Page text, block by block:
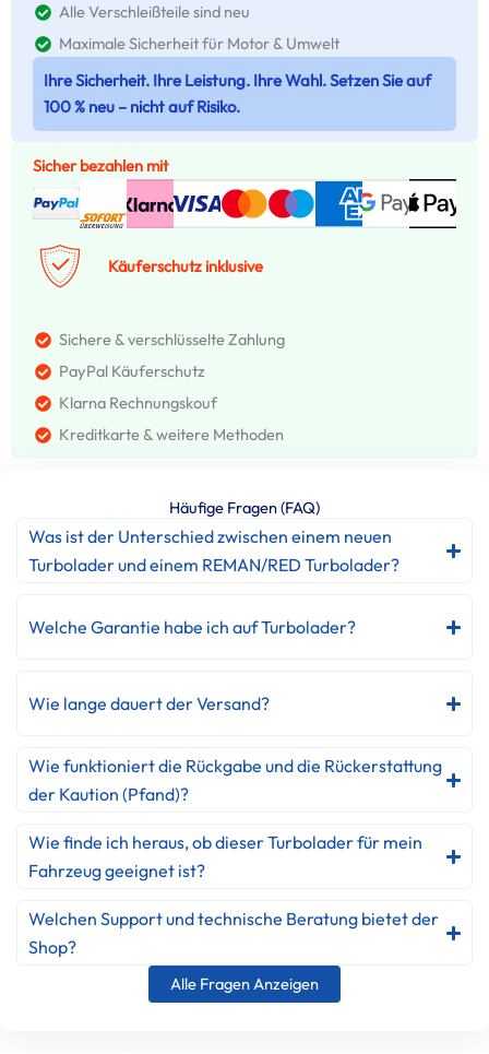
Alle Verschleißteile sind neu
Maximale Sicherheit für Motor & Umwelt
Ihre Sicherheit. Ihre Leistung. Ihre Wahl. Setzen Sie auf
100 % neu – nicht auf Risiko.
Sicher bezahlen mit
Käuferschutz inklusive
Sichere & verschlüsselte Zahlung
PayPal Käuferschutz
Klarna Rechnungskouf
Kreditkarte & weitere Methoden
Häufige Fragen (FAQ)
Was ist der Unterschied zwischen einem neuen
Turbolader und einem REMAN/RED Turbolader?
Welche Garantie habe ich auf Turbolader?
Wie lange dauert der Versand?
Wie funktioniert die Rückgabe und die Rückerstattung
der Kaution (Pfand)?
Wie finde ich heraus, ob dieser Turbolader für mein
Fahrzeug geeignet ist?
Welchen Support und technische Beratung bietet der
Shop?
Alle Fragen Anzeigen